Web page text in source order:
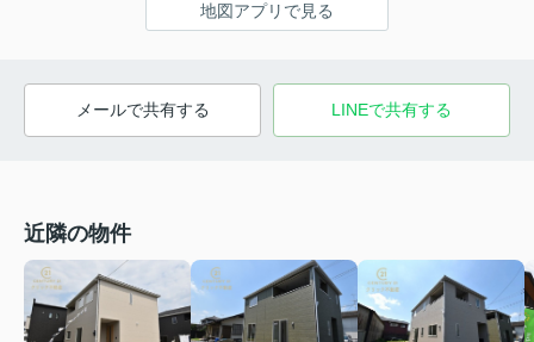
地図アプリで見る
メールで共有する LINEで共有する
近隣の物件